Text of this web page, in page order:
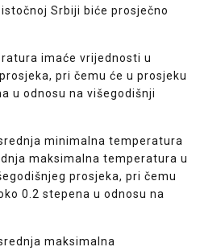
Srbiji biće prosječno
imaće vrijednosti u
pri čemu će u prosjeku
u odnosu na višegodišnji
minimalna temperatura
maksimalna temperatura u
prosjeka, pri čemu
0.2 stepena u odnosu na
maksimalna